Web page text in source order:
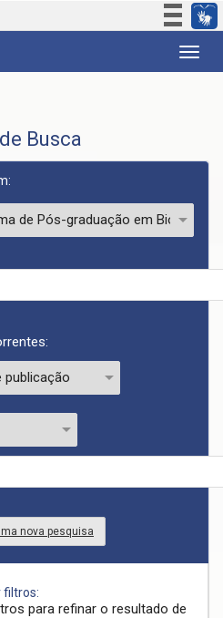
Acesso à informação
Busca
nova pesquisa
filtros:
para refinar o resultado de